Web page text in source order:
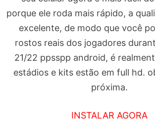
porque ele roda mais rápido, a
excelente, de modo que você
rostos reais dos jogadores
21/22 ppsspp android, é
estádios e kits estão em full hd.
próxima.
INSTALAR AGORA